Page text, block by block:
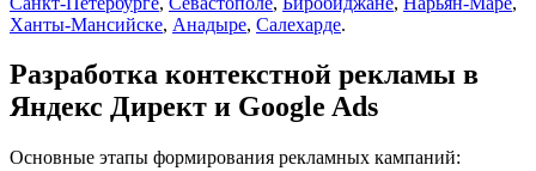
Ханты-Мансийске, Анадыре, Салехарде.
Разработка контекстной рекламы в
Яндекс Директ и Google Ads
Основные этапы формирования рекламных кампаний: